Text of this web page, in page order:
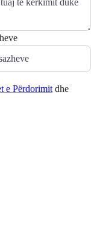
e Përdorimit dhe